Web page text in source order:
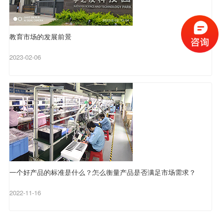
教育市场的发展前景
2023-02-06
一个好产品的标准是什么？怎么衡量产品是否满足市场需求？
2022-11-16